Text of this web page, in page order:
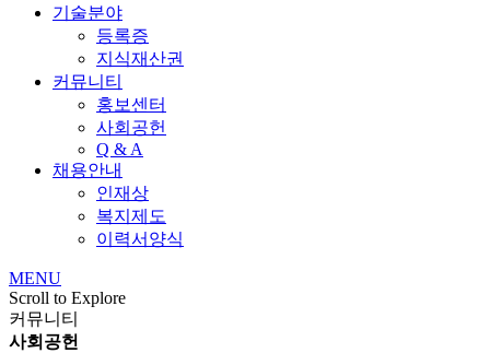
기술분야
등록증
지식재산권
커뮤니티
홍보센터
사회공헌
Q & A
채용안내
인재상
복지제도
이력서양식
MENU
Scroll to Explore
커뮤니티
사회공헌